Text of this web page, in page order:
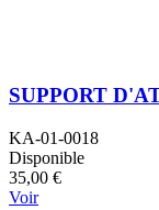
SUPPORT
KA-01-0018
Disponible
35,00 €
Voir